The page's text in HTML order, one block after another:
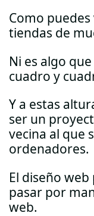
Como
tiendas de
Ni es algo
cuadro y
Y a estas
ser un
vecina al que
ordenadores.
El diseño
pasar por
web.